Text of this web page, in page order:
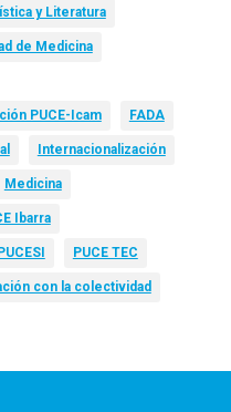
y Literatura
de Medicina
PUCE-Icam FADA
Internacionalización
Medicina
Ibarra
PUCESI PUCE TEC
con la colectividad